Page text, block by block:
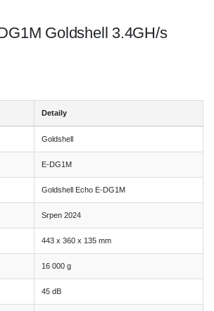
Goldshell 3.4GH/s
Detaily
Goldshell
E-DG1M
Goldshell Echo E-DG1M
Srpen 2024
443 x 360 x 135 mm
16 000 g
45 dB